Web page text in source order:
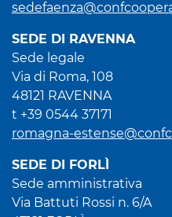
SEDE DI RAVENNA
Sede legale
Via di Roma, 108
48121 RAVENNA
t +39 0544 37171
romagna-
SEDE DI FORLÌ
Sede amministrativa
Via Battuti Rossi n. 6/A